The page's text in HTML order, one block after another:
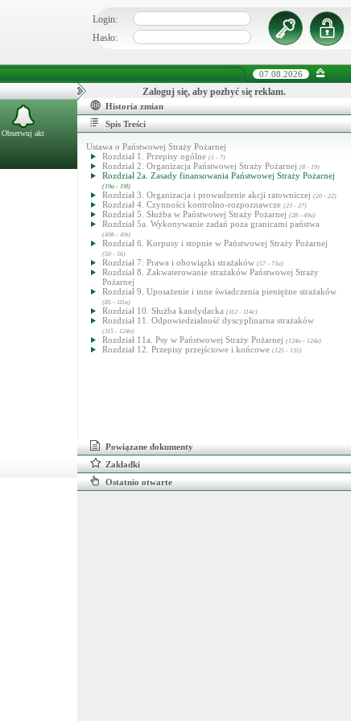
Login:
Hasło:
07.08.2026
Obserwuj akt
Zaloguj się, aby pozbyć się reklam.
Historia zmian
Spis Treści
Ustawa o Państwowej Straży Pożarnej
Rozdział 1. Przepisy ogólne (1 - 7)
Rozdział 2. Organizacja Państwowej Straży Pożarnej (8 - 19)
Rozdział 2a. Zasady finansowania Państwowej Straży Pożarnej
(19a - 19l)
Rozdział 3. Organizacja i prowadzenie akcji ratowniczej (20 - 22)
Rozdział 4. Czynności kontrolno-rozpoznawcze (23 - 27)
Rozdział 5. Służba w Państwowej Straży Pożarnej (28 - 49a)
Rozdział 5a. Wykonywanie zadań poza granicami państwa
(49b - 49i)
Rozdział 6. Korpusy i stopnie w Państwowej Straży Pożarnej
(50 - 56)
Rozdział 7. Prawa i obowiązki strażaków (57 - 73a)
Rozdział 8. Zakwaterowanie strażaków Państwowej Straży
Pożarnej
Rozdział 9. Uposażenie i inne świadczenia pieniężne strażaków
(85 - 111a)
Rozdział 10. Służba kandydacka (112 - 114e)
Rozdział 11. Odpowiedzialność dyscyplinarna strażaków
(115 - 124n)
Rozdział 11a. Psy w Państwowej Straży Pożarnej (124o - 124z)
Rozdział 12. Przepisy przejściowe i końcowe (125 - 135)
Powiązane dokumenty
Zakładki
Ostatnio otwarte